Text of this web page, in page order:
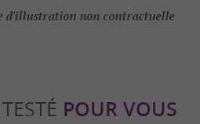
d'illustration non contractuelle
POUR VOUS